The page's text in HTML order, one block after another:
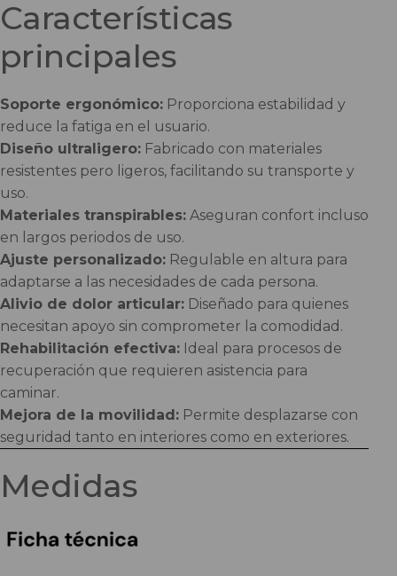
Características
principales
Soporte ergonómico: Proporciona estabilidad y
reduce la fatiga en el usuario.
Diseño ultraligero: Fabricado con materiales
resistentes pero ligeros, facilitando su transporte y
uso.
Materiales transpirables: Aseguran confort incluso
en largos periodos de uso.
Ajuste personalizado: Regulable en altura para
adaptarse a las necesidades de cada persona.
Alivio de dolor articular: Diseñado para quienes
necesitan apoyo sin comprometer la comodidad.
Rehabilitación efectiva: Ideal para procesos de
recuperación que requieren asistencia para
caminar.
Mejora de la movilidad: Permite desplazarse con
seguridad tanto en interiores como en exteriores.
Medidas